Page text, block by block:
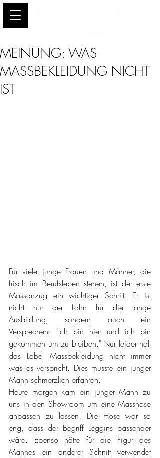
MEINUNG: WAS
MASSBEKLEIDUNG NICHT
IST
Für viele junge Frauen und Männer, die
frisch im Berufsleben stehen, ist der erste
Massanzug ein wichtiger Schritt. Er ist
nicht nur der Lohn für die lange
Ausbildung, sondern auch ein
Versprechen: "Ich bin hier und ich bin
gekommen um zu bleiben." Nur leider hält
das Label Massbekleidung nicht immer
was es verspricht. Dies musste ein junger
Mann schmerzlich erfahren.
Heute morgen kam ein junger Mann zu
uns in den Showroom um eine Masshose
anpassen zu lassen. Die Hose war so
eng, dass der Begriff Leggins passender
wäre. Ebenso hätte für die Figur des
Mannes ein anderer Schnitt verwendet